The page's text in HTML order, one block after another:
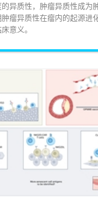
异质性，肿瘤异质性成为
瘤异质性在瘤内的起源进
意义。